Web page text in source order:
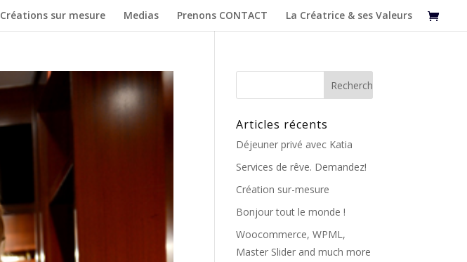
Créations sur mesure Medias Prenons CONTACT La Créatrice & ses Valeurs
Articles récents
Déjeuner privé avec Katia
Services de rêve. Demandez!
Création sur-mesure
Bonjour tout le monde !
Woocommerce, WPML,
Master Slider and much more